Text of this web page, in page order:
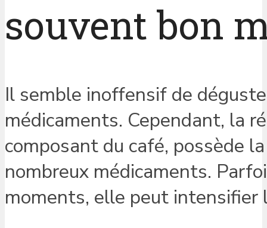
souvent bon
Il semble inoffensif de
médicaments. Cependant, la
composant du café, possède
nombreux médicaments.
moments, elle peut